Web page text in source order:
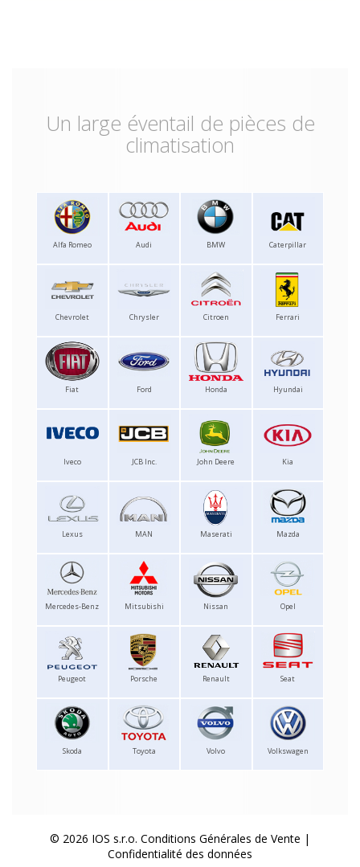
Un large éventail de pièces de
climatisation
Alfa Romeo Audi BMW Caterpillar
Chevrolet Chrysler Citroen Ferrari
Fiat Ford Honda Hyundai
Iveco JCB Inc. John Deere Kia
Lexus MAN Maserati Mazda
Mercedes-Benz Mitsubishi Nissan Opel
Peugeot Porsche Renault Seat
Skoda Toyota Volvo Volkswagen
© 2026 IOS s.r.o. Conditions Générales de Vente |
Confidentialité des données